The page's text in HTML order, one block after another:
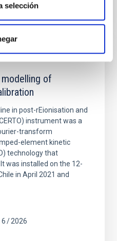
selección
modelling of
in post-rEionisation and
instrument was a
transform
element kinetic
technology that
was installed on the 12-
in April 2021 and
6 2026